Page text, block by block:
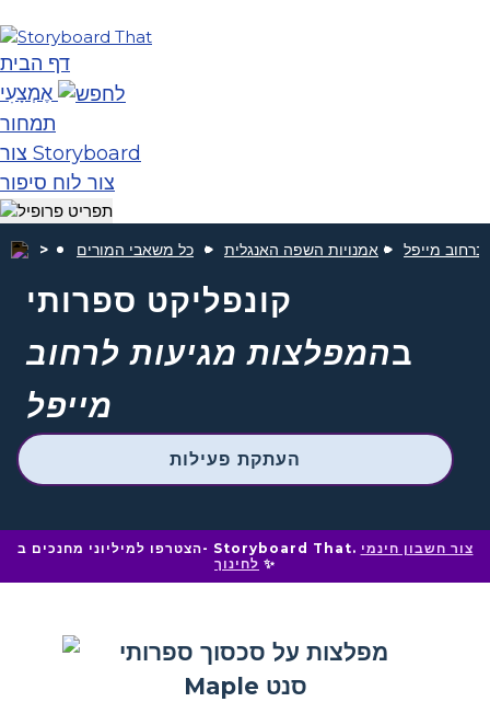
דף הבית
אֶמְצָעִי
תמחור
צור Storyboard
צור לוח סיפור
כל משאבי המורים אמנויות השפה האנגלית מייפל
קונפליקט ספרותי
בהמפלצות מגיעות לרחוב
מייפל
העתקת פעילות
הצטרפו למיליוני מחנכים ב- Storyboard That. צור חשבון חינמי
לחינוך ✨